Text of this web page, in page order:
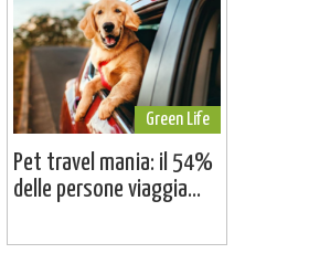
Green Life
Pet travel mania: il 54%
delle persone viaggia...